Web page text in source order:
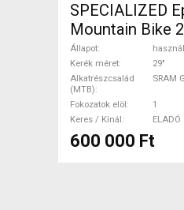
SPECIALIZED
Mountain Bike
/ fully SRAM GX
ELADÓ
Állapot
Kerék méret
29"
Alkatrészcsalád
(MTB)
SRAM
Fokozatok elöl
1
Keres / Kínál
ELADÓ
600 000 Ft